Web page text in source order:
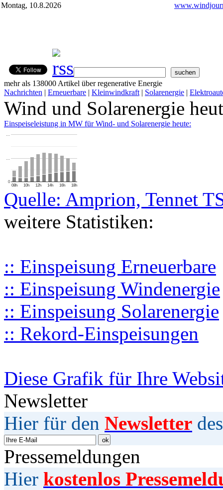
Montag, 10.8.2026
mehr als 138000 Artikel über regenerative Energie
Nachrichten | Erneuerbare | Kleinwindkraft | Solarenergie |
Wind und Solarenergie
Einspeiseleistung in MW für Wind- und Solarenergie heute:
08h 10h 12h 14h 16h 18h
0
…
…
Quelle: Amprion, Tennet
weitere Statistiken:
:: Einspeisung Erneuerbare
:: Einspeisung Windenergie
:: Einspeisung Solarenergie
:: Rekord-Einspeisungen
Diese Grafik für Ihre
Newsletter
Hier für den Newsletter
Pressemeldungen
Hier kostenlos